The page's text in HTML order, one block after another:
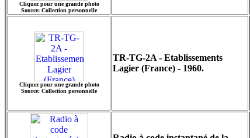
Cliquez pour une grande photo
Source: Collection personnelle
Cliquez pour une grande photo
Source: Collection personnelle
TR-TG-2A - Etablissements
Lagier (France) - 1960.